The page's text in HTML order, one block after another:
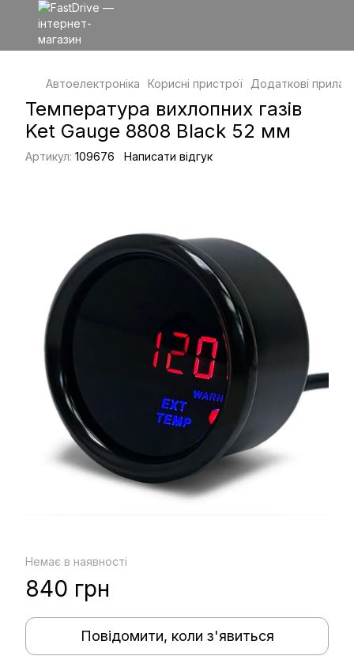
Автоелектроніка Корисні пристрої Додаткові
Температура вихлопних газів
Ket Gauge 8808 Black 52 мм
Артикул: 109676 Написати відгук
Немає в наявності
840 грн
Повідомити, коли з'явиться